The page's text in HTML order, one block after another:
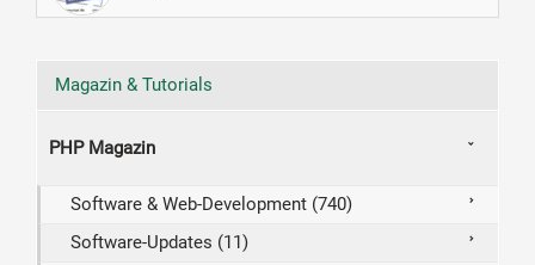
Magazin & Tutorials
PHP Magazin
Software & Web-Development (740)
Software-Updates (11)